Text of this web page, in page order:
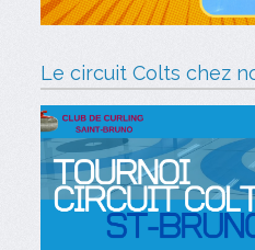
Le circuit Colts chez